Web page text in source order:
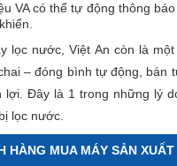
VA có thể tự động thông
lọc nước, Việt An còn là
– đóng bình tự động,
Đây là 1 trong những lý
lọc nước.
HÀNG MUA MÁY SẢN